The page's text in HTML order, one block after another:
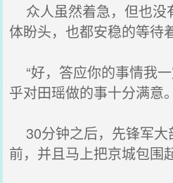
众人虽然着急，但也没
体盼头，也都安稳的等待
“好，答应你的事情我
乎对田瑶做的事十分满意。
30分钟之后，先锋军大
前，并且马上把京城包围